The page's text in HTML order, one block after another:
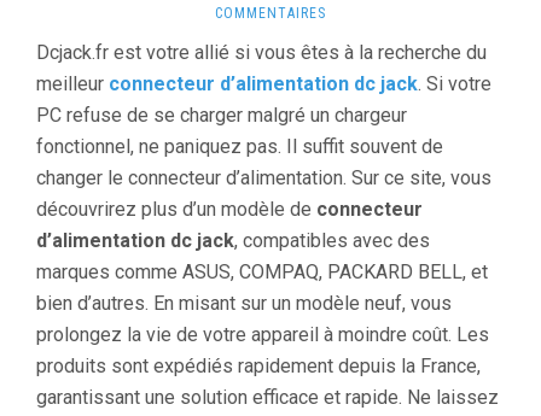
COMMENTAIRES
Dcjack.fr est votre allié si vous êtes à la recherche du
meilleur connecteur d’alimentation dc jack. Si votre
PC refuse de se charger malgré un chargeur
fonctionnel, ne paniquez pas. Il suffit souvent de
changer le connecteur d’alimentation. Sur ce site, vous
découvrirez plus d’un modèle de connecteur
d’alimentation dc jack, compatibles avec des
marques comme ASUS, COMPAQ, PACKARD BELL, et
bien d’autres. En misant sur un modèle neuf, vous
prolongez la vie de votre appareil à moindre coût. Les
produits sont expédiés rapidement depuis la France,
garantissant une solution efficace et rapide. Ne laissez